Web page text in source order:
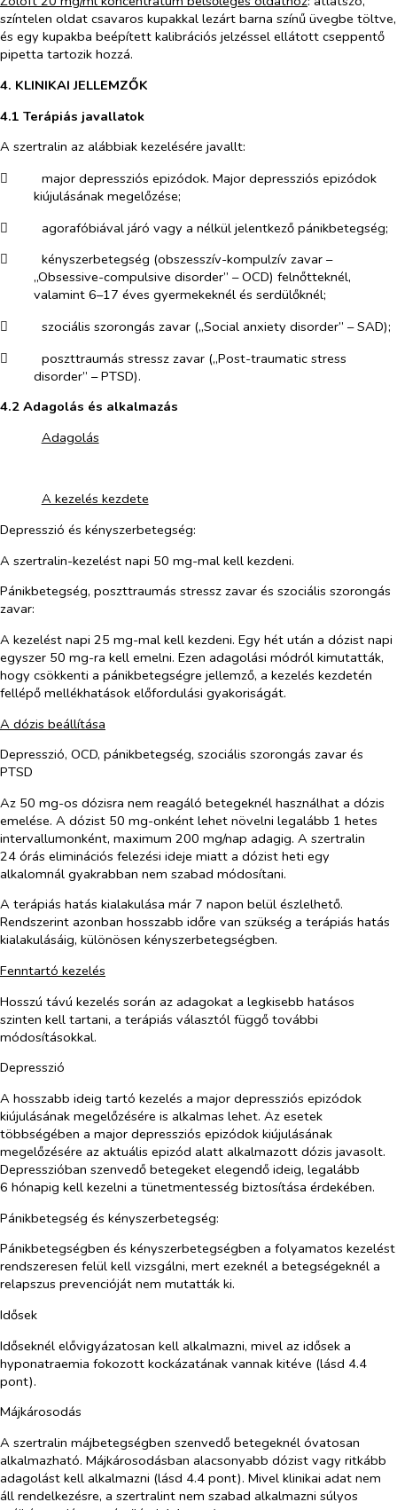
színtelen oldat csavaros kupakkal lezárt barna színű üvegbe töltve,
és egy kupakba beépített kalibrációs jelzéssel ellátott cseppentő
pipetta tartozik hozzá.
4. KLINIKAI JELLEMZŐK
4.1 Terápiás javallatok
A szertralin az alábbiak kezelésére javallt:
​
major depressziós epizódok. Major depressziós epizódok
kiújulásának megelőzése;
​
agorafóbiával járó vagy a nélkül jelentkező pánikbetegség;
​
kényszerbetegség (obszesszív-kompulzív zavar –
„Obsessive-compulsive disorder” – OCD) felnőtteknél,
valamint 6–17 éves gyermekeknél és serdülőknél;
​
szociális szorongás zavar („Social anxiety disorder” – SAD);
​
poszttraumás stressz zavar („Post-traumatic stress
disorder” – PTSD).
4.2 Adagolás és alkalmazás
Adagolás
A kezelés kezdete
Depresszió és kényszerbetegség:
A szertralin-kezelést napi 50 mg-mal kell kezdeni.
Pánikbetegség, poszttraumás stressz zavar és szociális szorongás
zavar:
A kezelést napi 25 mg-mal kell kezdeni. Egy hét után a dózist napi
egyszer 50 mg-ra kell emelni. Ezen adagolási módról kimutatták,
hogy csökkenti a pánikbetegségre jellemző, a kezelés kezdetén
fellépő mellékhatások előfordulási gyakoriságát.
A dózis beállítása
Depresszió, OCD, pánikbetegség, szociális szorongás zavar és
PTSD
Az 50 mg-os dózisra nem reagáló betegeknél használhat a dózis
emelése. A dózist 50 mg-onként lehet növelni legalább 1 hetes
intervallumonként, maximum 200 mg/nap adagig. A szertralin
24 órás eliminációs felezési ideje miatt a dózist heti egy
alkalomnál gyakrabban nem szabad módosítani.
A terápiás hatás kialakulása már 7 napon belül észlelhető.
Rendszerint azonban hosszabb időre van szükség a terápiás hatás
kialakulásáig, különösen kényszerbetegségben.
Fenntartó kezelés
Hosszú távú kezelés során az adagokat a legkisebb hatásos
szinten kell tartani, a terápiás választól függő további
módosításokkal.
Depresszió
A hosszabb ideig tartó kezelés a major depressziós epizódok
kiújulásának megelőzésére is alkalmas lehet. Az esetek
többségében a major depressziós epizódok kiújulásának
megelőzésére az aktuális epizód alatt alkalmazott dózis javasolt.
Depresszióban szenvedő betegeket elegendő ideig, legalább
6 hónapig kell kezelni a tünetmentesség biztosítása érdekében.
Pánikbetegség és kényszerbetegség:
Pánikbetegségben és kényszerbetegségben a folyamatos kezelést
rendszeresen felül kell vizsgálni, mert ezeknél a betegségeknél a
relapszus prevencióját nem mutatták ki.
Idősek
Időseknél elővigyázatosan kell alkalmazni, mivel az idősek a
hyponatraemia fokozott kockázatának vannak kitéve (lásd 4.4
pont).
Májkárosodás
A szertralin májbetegségben szenvedő betegeknél óvatosan
alkalmazható. Májkárosodásban alacsonyabb dózist vagy ritkább
adagolást kell alkalmazni (lásd 4.4 pont). Mivel klinikai adat nem
áll rendelkezésre, a szertralint nem szabad alkalmazni súlyos